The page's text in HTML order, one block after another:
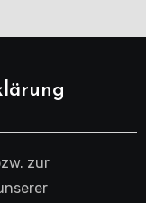
zur